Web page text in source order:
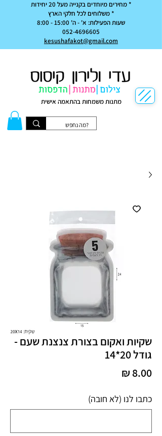
* מחירים מיוחדים בקנייה מעל 20 יחידות
* משלוחים לכל חלקי הארץ
שעות הפעילות: א' - ה' 15:00 - 8:00
052-4696605
kesushafakot@gmail.com
מתנות משמחות בהתאמה אישית
שקיות ואקום בצורת צנצנת שעם -
גודל 20*14
כתבו לנו (לא חובה)